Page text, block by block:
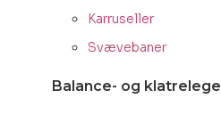
Karruseller
Svævebaner
Balance- og klatrelege